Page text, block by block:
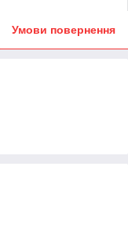
Умови повернення